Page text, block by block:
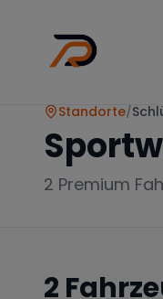
Standorte/
2 Premium
2